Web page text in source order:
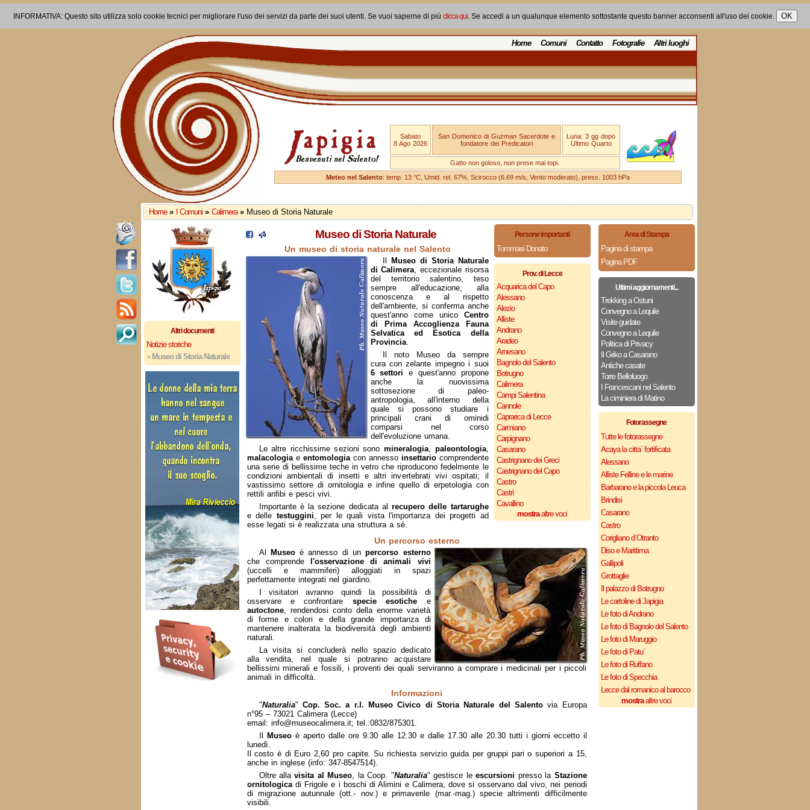
INFORMATIVA: Questo sito utilizza solo cookie tecnici per migliorare l'uso dei servizi da parte dei suoi utenti. Se vuoi saperne di più clicca qui. Se accedi a un qualunque elemento sottostante questo banner acconsenti all'uso dei cookie.
Home Comuni Contatto Fotografie Altri luoghi
Sabato
8 Ago 2026
San Domenico di Guzman Sacerdote e
fondatore dei Predicatori
Luna: 3 gg dopo
Ultimo Quarto
Gatto non goloso, non prese mai topi.
Meteo nel Salento: temp. 13 °C, Umid. rel. 67%, Scirocco (6.69 m/s, Vento moderato), press. 1003 hPa
Home » I Comuni » Calimera » Museo di Storia Naturale
Altri documenti
Notizie storiche
» Museo di Storia Naturale
Persone importanti
Tommasi Donato
Prov. di Lecce
Acquarica del Capo
Alessano
Alezio
Alliste
Andrano
Aradeo
Arnesano
Bagnolo del Salento
Botrugno
Calimera
Campi Salentina
Cannole
Caprarica di Lecce
Carmiano
Carpignano
Casarano
Castrignano dei Greci
Castrignano del Capo
Castro
Castrì
Cavallino
mostraaltre voci
Museo di Storia Naturale
Un museo di storia naturale nel Salento
Museo di Storia Naturale
di Calimera, eccezionale risorsa
del territorio salentino, teso
sempre all'educazione, alla
conoscenza e al rispetto
dell'ambiente, si conferma anche
quest'anno come unico Centro
di Prima Accoglienza Fauna
Selvatica ed Esotica della
Provincia.
Il noto Museo da sempre
cura con zelante impegno i suoi
6 settori e quest'anno propone
anche la nuovissima
sottosezione di paleo-
antropologia, all'interno della
quale si possono studiare i
principali crani di ominidi
comparsi nel corso
dell'evoluzione umana.
Le altre ricchissime sezioni sono mineralogia, paleontologia,
malacologiae entomologiacon annesso insettariocomprendente
una serie di bellissime teche in vetro che riproducono fedelmente le
condizioni ambientali di insetti e altri invertebrati vivi ospitati; il
vastissimo settore di ornitologia e infine quello di erpetologia con
rettili anfibi e pesci vivi.
Importante è la sezione dedicata al recupero delle tartarughe
e delle testuggini, per le quali vista l'importanza dei progetti ad
esse legati si è realizzata una struttura a sé.
Un percorso esterno
Al Museoè annesso di unpercorso esterno
che comprende
l'osservazione di animali vivi
(uccelli e mammiferi) alloggiati in spazi
perfettamente integrati nel giardino.
I visitatori avranno quindi la possibilità di
osservare e confrontare specie esotiche e
autoctone, rendendosi conto della enorme varietà
di forme e colori e della grande importanza di
mantenere inalterata la biodiversità degli ambienti
naturali.
La visita si concluderà nello spazio dedicato
alla vendita, nel quale si potranno acquistare
bellissimi minerali e fossili, i proventi dei quali serviranno a comprare i medicinali per i piccoli
animali in difficoltà.
Informazioni
"Naturalia" Cop. Soc. a r.l. Museo Civico di Storia Naturale del Salentovia Europa
n°95 – 73021 Calimera (Lecce)
email: info@museocalimera.it; tel.:0832/875301.
Museoè aperto dalle ore 9.30 alle 12.30 e dalle 17.30 alle 20.30 tutti i giorni eccetto il
lunedì.
Il costo è di Euro 2,60 pro capite. Su richiesta servizio guida per gruppi pari o superiori a 15,
anche in inglese (info: 347-8547514).
Oltre allavisita al Museo, la Coop. "Naturalia" gestisce leescursioni presso la Stazione
ornitologicadi Frigole e i boschi di Alimini e Calimera, dove si osservano dal vivo, nei periodi
di migrazione autunnale (ott.- nov.) e primaverile (mar.-mag.) specie altrimenti difficilmente
visibili.
Area di Stampa
Pagina di stampa
Pagina PDF
Ultimi aggiornamenti...
Trekking a Ostuni
Convegno a Lequile
Visite guidate
Convegno a Lequile
Politica di Privacy
Il Griko a Casarano
Antiche casate
Torre Belloluogo
I Francescani nel Salento
La ciminiera di Matino
Fotorassegne
Tutte le fotorassegne
Acaya la citta` fortificata
Alessano
Alliste Felline e le marine
Barbarano e la piccola Leuca
Brindisi
Casarano
Castro
Corigliano d`Otranto
Diso e Marittima
Gallipoli
Grottaglie
Il palazzo di Botrugno
Le cartoline di Japigia
Le foto di Andrano
Le foto di Bagnolo del Salento
Le foto di Maruggio
Le foto di Patu`
Le foto di Ruffano
Le foto di Specchia
Lecce dal romanico al barocco
mostraaltre voci